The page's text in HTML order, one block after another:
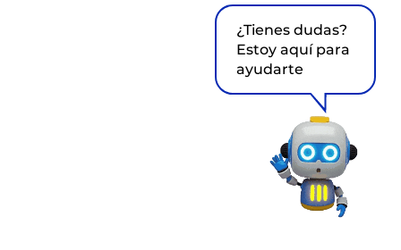
¿Tienes dudas?
Estoy aquí para
ayudarte